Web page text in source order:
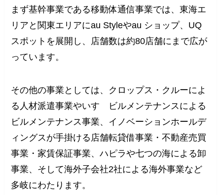
まず基幹事業である移動体通信事業では、東海エ
リアと関東エリアにau Styleやau ショップ、UQ
スポットを展開し、店舗数は約80店舗にまで広が
っています。
その他の事業としては、クロップス・クルーによ
る人材派遣事業やいすゞビルメンテナンスによる
ビルメンテナンス事業、イノベーションホールデ
ィングスが手掛ける店舗転貸借事業・不動産売買
事業・家賃保証事業、ハピラや七つの海による卸
事業、そして海外子会社2社による海外事業など
多岐にわたります。